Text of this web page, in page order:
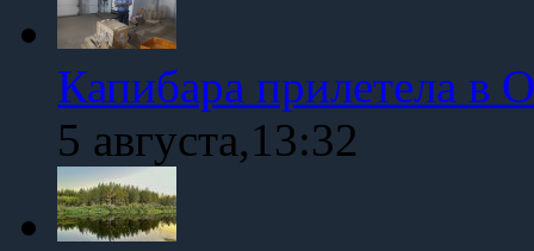
Капибара прилетела в
5 августа,13:32